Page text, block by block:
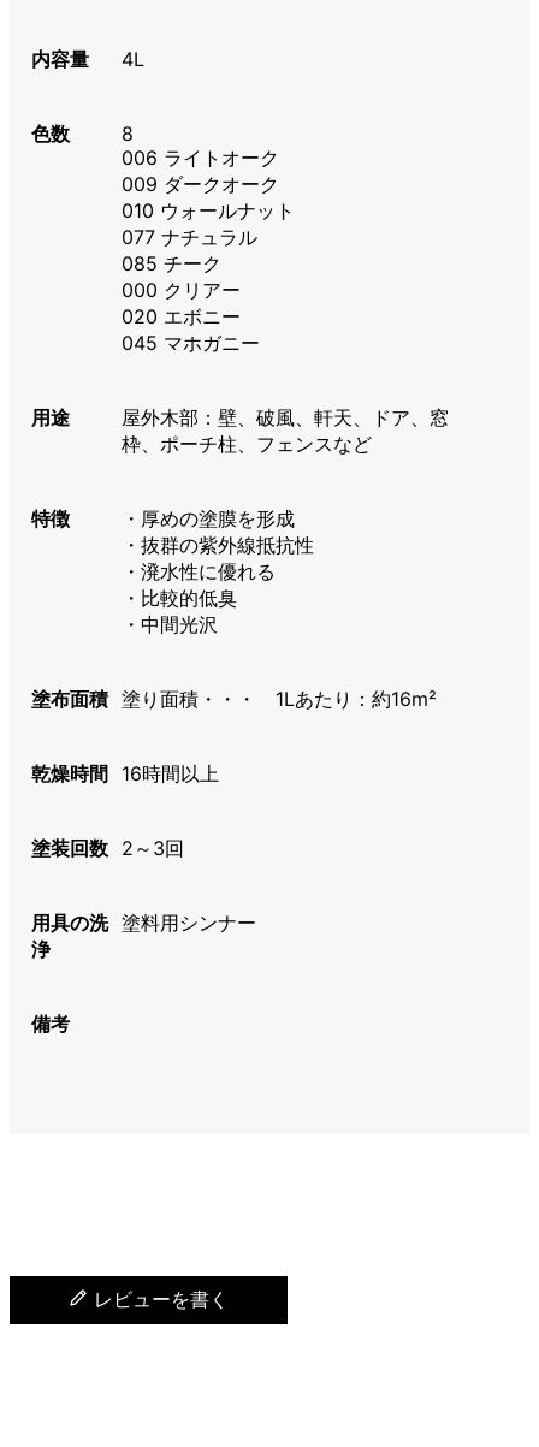
内容量 4L
色数
8
006 ライトオーク
009 ダークオーク
010 ウォールナット
077 ナチュラル
085 チーク
000 クリアー
020 エボニー
045 マホガニー
用途
屋外木部：壁、破風、軒天、ドア、窓
枠、ポーチ柱、フェンスなど
特徴
・厚めの塗膜を形成
・抜群の紫外線抵抗性
・溌水性に優れる
・比較的低臭
・中間光沢
塗布面積 塗り面積・・・ 1Lあたり：約16m²
乾燥時間 16時間以上
塗装回数 2～3回
用具の洗
浄
塗料用シンナー
備考
レビューを書く